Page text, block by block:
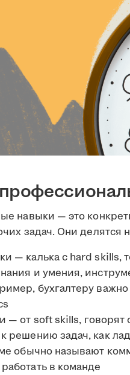
навыки — это
задач. Они делятся
— калька с hard skills,
и умения,
бухгалтеру
— от soft skills, говорят
решению задач, как
обычно называют
в команде